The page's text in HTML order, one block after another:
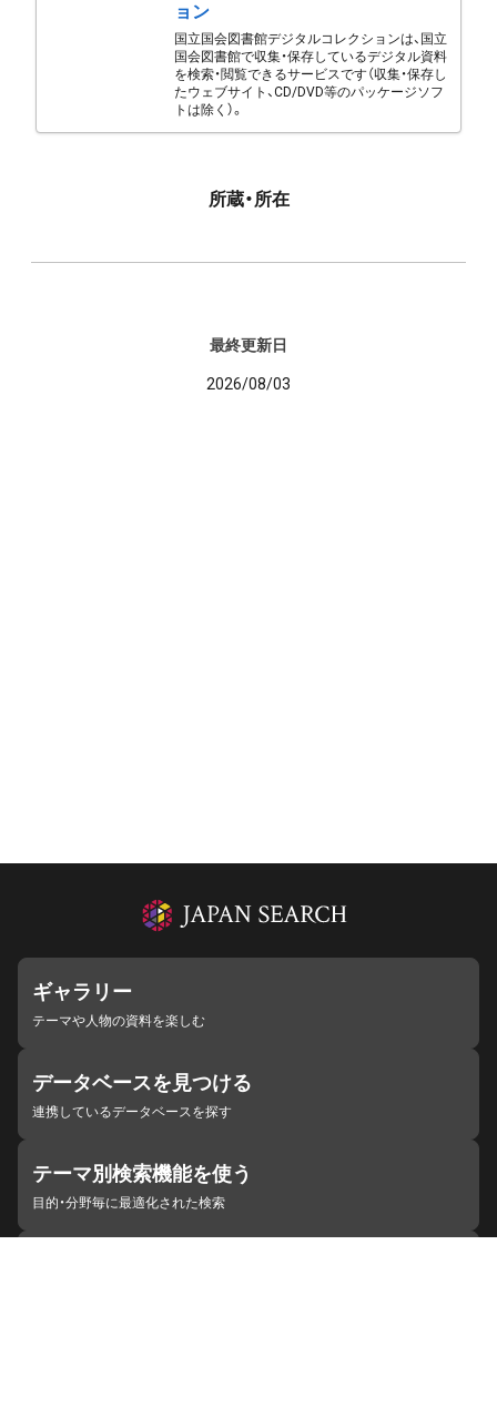
ョン
国立国会図書館デジタルコレクションは、国立
国会図書館で収集・保存しているデジタル資料
を検索・閲覧できるサービスです（収集・保存し
たウェブサイト、CD/DVD等のパッケージソフ
トは除く）。
所蔵・所在
最終更新日
2026/08/03
ギャラリー
テーマや人物の資料を楽しむ
データベースを見つける
連携しているデータベースを探す
テーマ別検索機能を使う
目的・分野毎に最適化された検索